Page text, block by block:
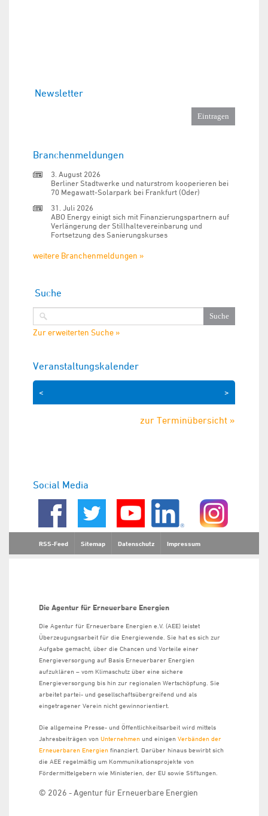
Newsletter
Branchenmeldungen
3. August 2026
Berliner Stadtwerke und naturstrom kooperieren bei
70 Megawatt-Solarpark bei Frankfurt (Oder)
31. Juli 2026
ABO Energy einigt sich mit Finanzierungspartnern auf
Verlängerung der Stillhaltevereinbarung und
Fortsetzung des Sanierungskurses
weitere Branchenmeldungen »
Suche
Zur erweiterten Suche »
Veranstaltungskalender
>
<
zur Terminübersicht »
Social Media
RSS-Feed Sitemap Datenschutz Impressum
Die Agentur für Erneuerbare Energien
Die Agentur für Erneuerbare Energien e.V. (AEE) leistet
Überzeugungsarbeit für die Energiewende. Sie hat es sich zur
Aufgabe gemacht, über die Chancen und Vorteile einer
Energieversorgung auf Basis Erneuerbarer Energien
aufzuklären – vom Klimaschutz über eine sichere
Energieversorgung bis hin zur regionalen Wertschöpfung. Sie
arbeitet partei- und gesellschaftsübergreifend und als
eingetragener Verein nicht gewinnorientiert.
Die allgemeine Presse- und Öffentlichkeitsarbeit wird mittels
Jahresbeiträgen von Unternehmen und einigen Verbänden der
Erneuerbaren Energien finanziert. Darüber hinaus bewirbt sich
die AEE regelmäßig um Kommunikationsprojekte von
Fördermittelgebern wie Ministerien, der EU sowie Stiftungen.
© 2026 - Agentur für Erneuerbare Energien